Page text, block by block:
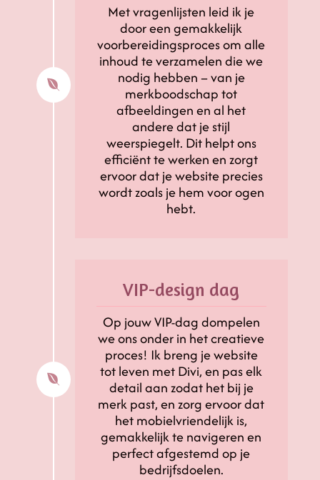

Met vragenlijsten leid ik je
door een gemakkelijk
voorbereidingsproces om alle
inhoud te verzamelen die we
nodig hebben – van je
merkboodschap tot
afbeeldingen en al het
andere dat je stijl
weerspiegelt. Dit helpt ons
efficiënt te werken en zorgt
ervoor dat je website precies
wordt zoals je hem voor ogen
hebt.

VIP-design dag
Op jouw VIP-dag dompelen
we ons onder in het creatieve
proces! Ik breng je website
tot leven met Divi, en pas elk
detail aan zodat het bij je
merk past, en zorg ervoor dat
het mobielvriendelijk is,
gemakkelijk te navigeren en
perfect afgestemd op je
bedrijfsdoelen.